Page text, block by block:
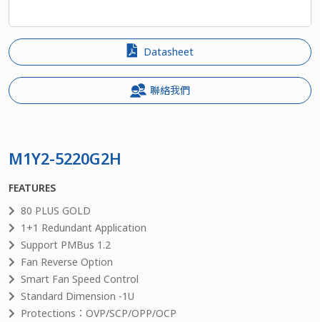
Datasheet
聯絡我們
M1Y2-5220G2H
FEATURES
80 PLUS GOLD
1+1 Redundant Application
Support PMBus 1.2
Fan Reverse Option
Smart Fan Speed Control
Standard Dimension -1U
Protections：OVP/SCP/OPP/OCP